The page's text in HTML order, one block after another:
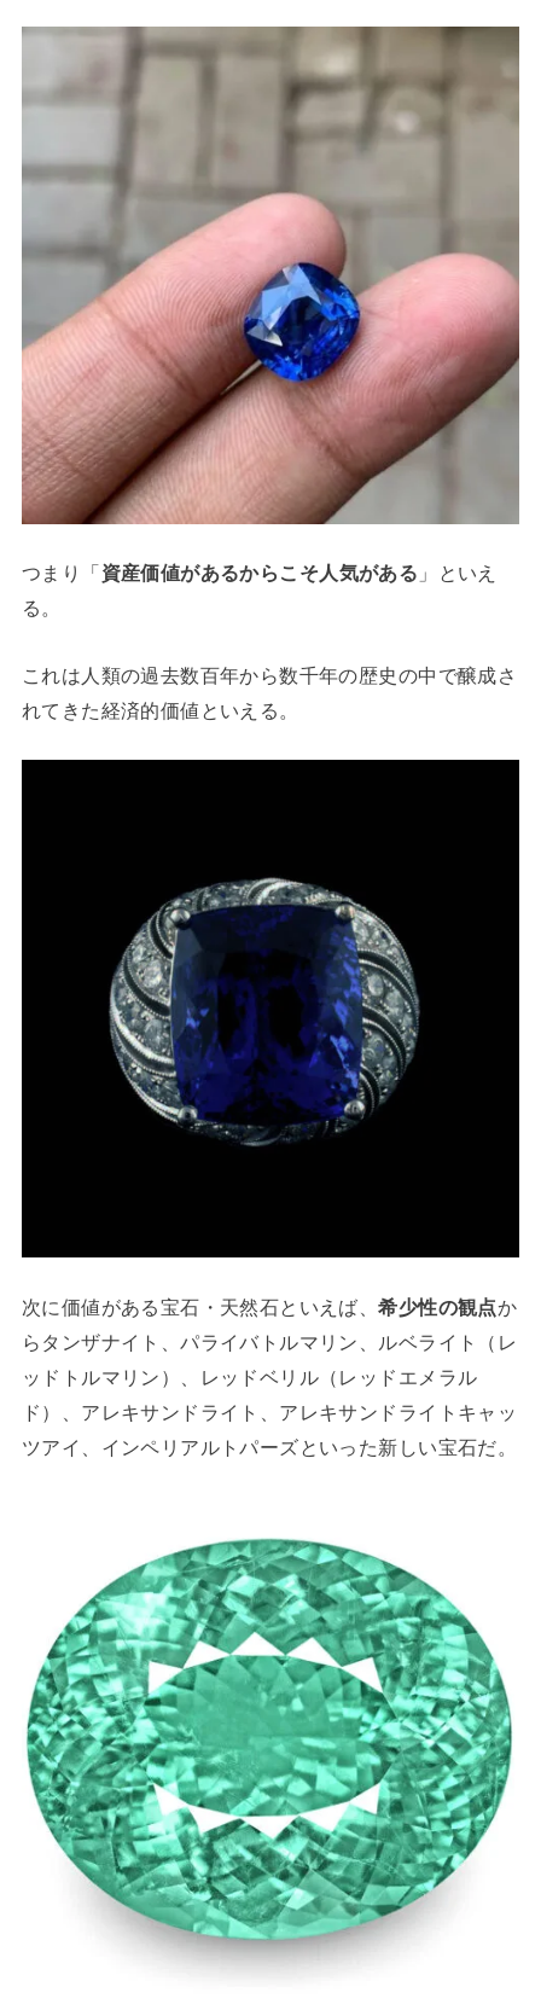
つまり「 資産価値があるからこそ人気がある 」といえ
る。
これは人類の過去数百年から数千年の歴史の中で醸成さ
れてきた経済的価値といえる。
次に価値がある宝石・天然石といえば、希少性の観点か
らタンザナイト、パライバトルマリン、ルベライト（レ
ッドトルマリン）、レッドベリル（レッドエメラル
ド）、アレキサンドライト、アレキサンドライトキャッ
ツアイ、インペリアルトパーズといった新しい宝石だ。